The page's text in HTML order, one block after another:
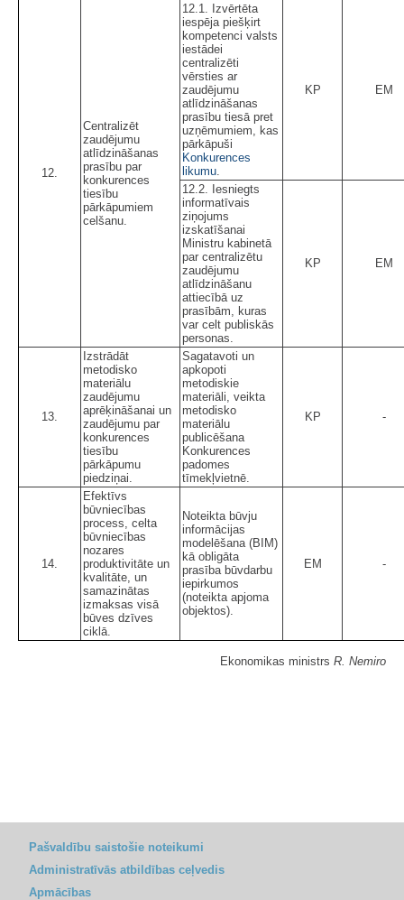
12.
Centralizēt
zaudējumu
atlīdzināšanas
prasību par
konkurences
tiesību
pārkāpumiem
celšanu.
12.1. Izvērtēta
iespēja piešķirt
kompetenci valsts
iestādei
centralizēti
vērsties ar
zaudējumu
atlīdzināšanas
prasību tiesā pret
uzņēmumiem, kas
pārkāpuši
Konkurences
likumu
KP EM
12.2. Iesniegts
informatīvais
ziņojums
izskatīšanai
Ministru kabinetā
par centralizētu
zaudējumu
atlīdzināšanu
attiecībā uz
prasībām, kuras
var celt publiskās
personas.
KP EM
13.
Izstrādāt
metodisko
materiālu
zaudējumu
aprēķināšanai un
zaudējumu par
konkurences
tiesību
pārkāpumu
piedziņai.
Sagatavoti un
apkopoti
metodiskie
materiāli, veikta
metodisko
materiālu
publicēšana
Konkurences
padomes
tīmekļvietnē.
KP -
14.
Efektīvs
būvniecības
process, celta
būvniecības
nozares
produktivitāte un
kvalitāte, un
samazinātas
izmaksas visā
būves dzīves
ciklā.
Noteikta būvju
informācijas
modelēšana (BIM)
kā obligāta
prasība būvdarbu
iepirkumos
(noteikta apjoma
objektos).
EM -
Ekonomikas ministrs R. Nemiro
Pašvaldību saistošie noteikumi
Administratīvās atbildības ceļvedis
Apmācības